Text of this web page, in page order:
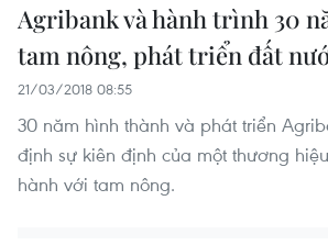
Agribank và hành trình 30
tam nông, phát triển đất
21/03/2018 08:55
30 năm hình thành và phát triển
định sự kiên định của một thương
hành với tam nông.